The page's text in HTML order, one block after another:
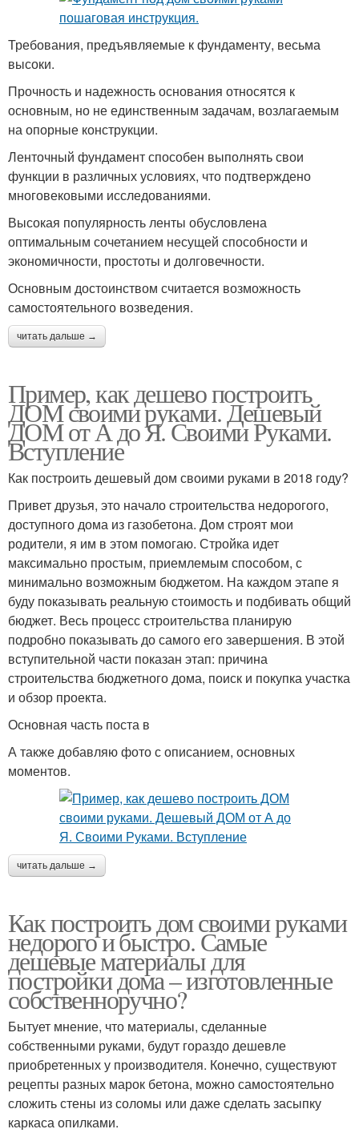
Требования, предъявляемые к фундаменту, весьма
высоки.
Прочность и надежность основания относятся к
основным, но не единственным задачам, возлагаемым
на опорные конструкции.
Ленточный фундамент способен выполнять свои
функции в различных условиях, что подтверждено
многовековыми исследованиями.
Высокая популярность ленты обусловлена
оптимальным сочетанием несущей способности и
экономичности, простоты и долговечности.
Основным достоинством считается возможность
самостоятельного возведения.
читать дальше →
Пример, как дешево построить
ДОМ своими руками. Дешевый
ДОМ от А до Я. Своими Руками.
Вступление
Как построить дешевый дом своими руками в 2018 году?
Привет друзья, это начало строительства недорогого,
доступного дома из газобетона. Дом строят мои
родители, я им в этом помогаю. Стройка идет
максимально простым, приемлемым способом, с
минимально возможным бюджетом. На каждом этапе я
буду показывать реальную стоимость и подбивать общий
бюджет. Весь процесс строительства планирую
подробно показывать до самого его завершения. В этой
вступительной части показан этап: причина
строительства бюджетного дома, поиск и покупка участка
и обзор проекта.
Основная часть поста в
А также добавляю фото с описанием, основных
моментов.
читать дальше →
Как построить дом своими руками
недорого и быстро. Самые
дешевые материалы для
постройки дома – изготовленные
собственноручно?
Бытует мнение, что материалы, сделанные
собственными руками, будут гораздо дешевле
приобретенных у производителя. Конечно, существуют
рецепты разных марок бетона, можно самостоятельно
сложить стены из соломы или даже сделать засыпку
каркаса опилками.